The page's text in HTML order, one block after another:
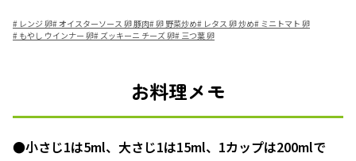
# レンジ 卵#オイスターソース 卵 豚肉#卵 野菜炒め# レタス 卵 炒め# ミニトマト 卵
# もやし ウインナー 卵# ズッキーニ チーズ 卵# 三つ葉 卵
お料理メモ
●小さじ1は5ml、大さじ1は15ml、1カップは200mlで